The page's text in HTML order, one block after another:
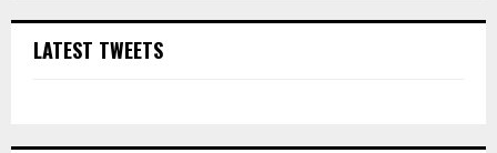
LATEST TWEETS